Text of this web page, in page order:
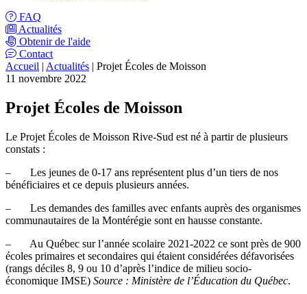
FAQ
Actualités
Obtenir de l'aide
Contact
Accueil | Actualités | Projet Écoles de Moisson
11 novembre 2022
Projet Écoles de Moisson
Le Projet Écoles de Moisson Rive-Sud est né à partir de plusieurs
constats :
– Les jeunes de 0-17 ans représentent plus d’un tiers de nos
bénéficiaires et ce depuis plusieurs années.
– Les demandes des familles avec enfants auprès des organismes
communautaires de la Montérégie sont en hausse constante.
– Au Québec sur l’année scolaire 2021-2022 ce sont près de 900
écoles primaires et secondaires qui étaient considérées défavorisées
(rangs déciles 8, 9 ou 10 d’après l’indice de milieu socio-
économique IMSE) Source : Ministère de l’Éducation du Québec.